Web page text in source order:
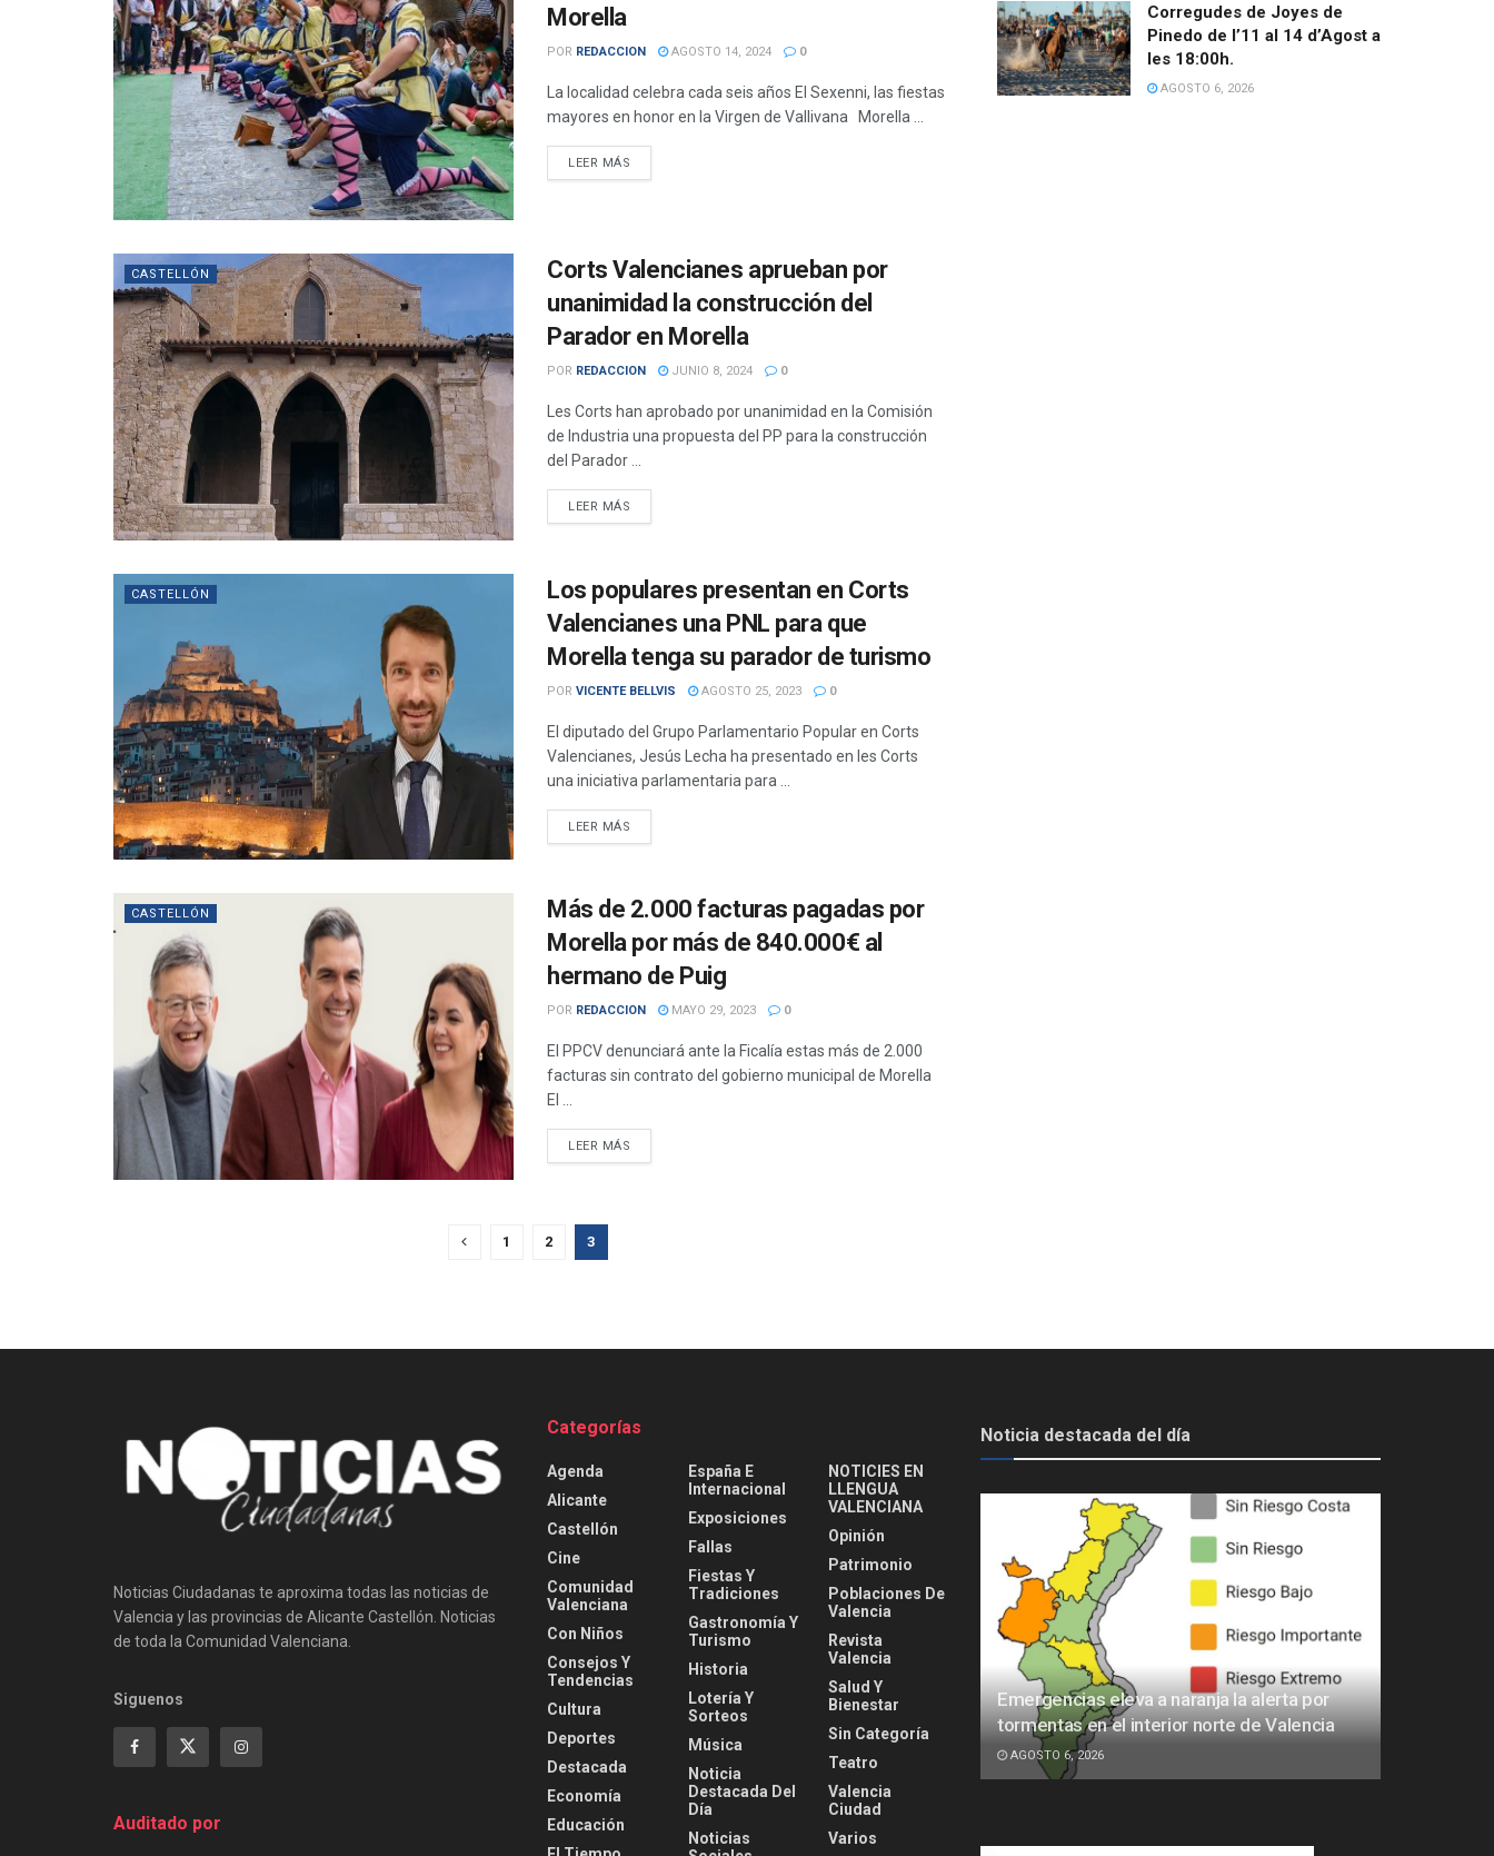
Morella
POR REDACCION AGOSTO 14, 2024 0
La localidad celebra cada seis años El Sexenni, las fiestas
mayores en honor en la Virgen de Vallivana Morella ...
LEER MÁS
CASTELLÓN
Corts Valencianes aprueban por
unanimidad la construcción del
Parador en Morella
POR REDACCION JUNIO 8, 2024 0
Les Corts han aprobado por unanimidad en la Comisión
de Industria una propuesta del PP para la construcción
del Parador ...
LEER MÁS
CASTELLÓN
Los populares presentan en Corts
Valencianes una PNL para que
Morella tenga su parador de turismo
POR VICENTE BELLVIS AGOSTO 25, 2023 0
El diputado del Grupo Parlamentario Popular en Corts
Valencianes, Jesús Lecha ha presentado en les Corts
una iniciativa parlamentaria para ...
LEER MÁS
CASTELLÓN
Más de 2.000 facturas pagadas por
Morella por más de 840.000€ al
hermano de Puig
POR REDACCION MAYO 29, 2023 0
El PPCV denunciará ante la Ficalía estas más de 2.000
facturas sin contrato del gobierno municipal de Morella
El ...
LEER MÁS
1 2 3
Corregudes de Joyes de
Pinedo de l’11 al 14 d’Agost a
les 18:00h.
AGOSTO 6, 2026
Noticias Ciudadanas te aproxima todas las noticias de
Valencia y las provincias de Alicante Castellón. Noticias
de toda la Comunidad Valenciana.
Siguenos
Auditado por
Categorías
Agenda
Alicante
Castellón
Cine
Comunidad
Valenciana
Con Niños
Consejos Y
Tendencias
Cultura
Deportes
Destacada
Economía
Educación
España E
Internacional
Exposiciones
Fallas
Fiestas Y
Tradiciones
Gastronomía Y
Turismo
Historia
Lotería Y
Sorteos
Música
Noticia
Destacada Del
Día
Noticias
NOTICIES EN
LLENGUA
VALENCIANA
Opinión
Patrimonio
Poblaciones De
Valencia
Revista
Valencia
Salud Y
Bienestar
Sin Categoría
Teatro
Valencia
Ciudad
Varios
Noticia destacada del día
Emergencias eleva a naranja la alerta por
tormentas en el interior norte de Valencia
AGOSTO 6, 2026